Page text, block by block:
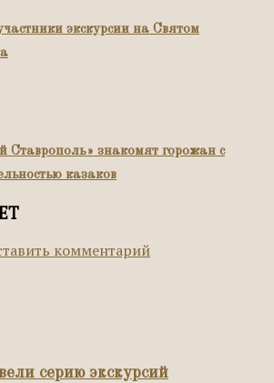
экскурсии на Святом
Ставрополь» знакомят горожан с
казаков
комментарий
серию экскурсий